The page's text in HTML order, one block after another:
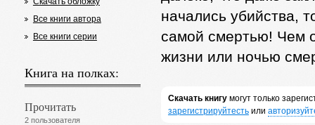
Все книги автора
Все книги серии
Книга на полках:
Прочитать
2 пользователя
начались убийства,
самой смертью! Чем
жизни или ночью
Скачать книгумогут только
зарегистрируйтестьили